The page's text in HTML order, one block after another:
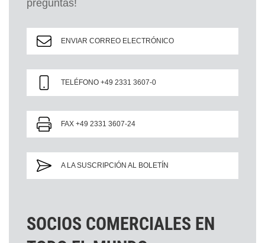
preguntas!
ENVIAR CORREO ELECTRÓNICO
TELÉFONO +49 2331 3607-0
FAX +49 2331 3607-24
A LA SUSCRIPCIÓN AL BOLETÍN
SOCIOS COMERCIALES EN